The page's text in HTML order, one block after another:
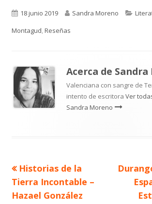
Publicado
el
18 junio 2019 Autor
Sandra Moreno
Montagud,Reseñas
Acerca de Sandra
Valenciana con sangre de
intento de escritora Ver
Sandra Moreno
Navegación
de
Artículo
anterior
Historias de la
Tierra Incontable –
Hazael González
Artículo